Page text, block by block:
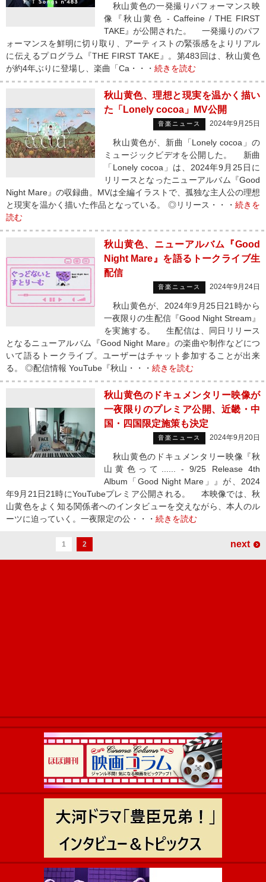
秋山黄色の一発撮りパフォーマンス映
像『秋山黄色 - Caffeine / THE FIRST
TAKE』が公開された。 一発撮りのパフ
ォーマンスを鮮明に切り取り、アーティストの緊張感をよりリアル
に伝えるプログラム『THE FIRST TAKE』。第483回は、秋山黄色
が約4年ぶりに登場し、楽曲「Ca・・・ 続きを読む
秋山黄色、理想と現実を温かく描い
た「Lonely cocoa」MV公開
音楽ニュース 2024年9月25日
秋山黄色が、新曲「Lonely cocoa」の
ミュージックビデオを公開した。 新曲
「Lonely cocoa」は、2024年9月25日に
リリースとなったニューアルバム『Good
Night Mare』の収録曲。MVは全編イラストで、孤独な主人公の理想
と現実を温かく描いた作品となっている。 ◎リリース・・・ 続きを
読む
秋山黄色、ニューアルバム『Good
Night Mare』を語るトークライブ生
配信
音楽ニュース 2024年9月24日
秋山黄色が、2024年9月25日21時から
一夜限りの生配信『Good Night Stream』
を実施する。 生配信は、同日リリース
となるニューアルバム『Good Night Mare』の楽曲や制作などにつ
いて語るトークライブ。ユーザーはチャット参加することが出来
る。 ◎配信情報 YouTube『秋山・・・ 続きを読む
秋山黄色のドキュメンタリー映像が
一夜限りのプレミア公開、近畿・中
国・四国限定施策も決定
音楽ニュース 2024年9月20日
秋山黄色のドキュメンタリー映像『秋
山黄色って...... - 9/25 Release 4th
Album「Good Night Mare」』が、2024
年9月21日21時にYouTubeプレミア公開される。 本映像では、秋
山黄色をよく知る関係者へのインタビューを交えながら、本人のル
ーツに迫っていく。一夜限定の公・・・ 続きを読む
1 2 next